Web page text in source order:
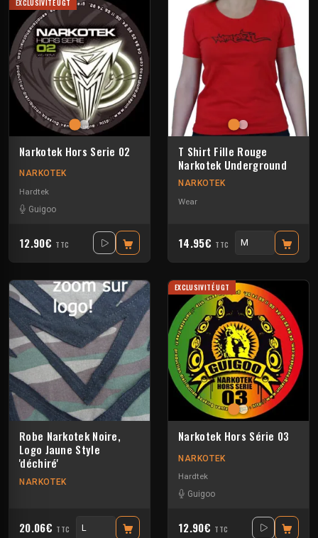
EXCLUSIVITÉ UGT
Narkotek Hors Serie 02
NARKOTEK
Hardtek
Guigoo
12.90€ TTC
T Shirt Fille Rouge
Narkotek Underground
NARKOTEK
Wear
14.95€ TTC
Robe Narkotek Noire,
Logo Jaune Style
'déchiré'
NARKOTEK
20.06€ TTC
EXCLUSIVITÉ UGT
Narkotek Hors Série 03
NARKOTEK
Hardtek
Guigoo
12.90€ TTC